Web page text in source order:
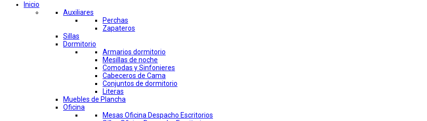
Inicio
Auxiliares
Perchas
Zapateros
Sillas
Dormitorio
Armarios dormitorio
Mesillas de noche
Comodas y Sinfonieres
Cabeceros de Cama
Conjuntos de dormitorio
Literas
Muebles de Plancha
Oficina
Mesas Oficina Despacho Escritorios